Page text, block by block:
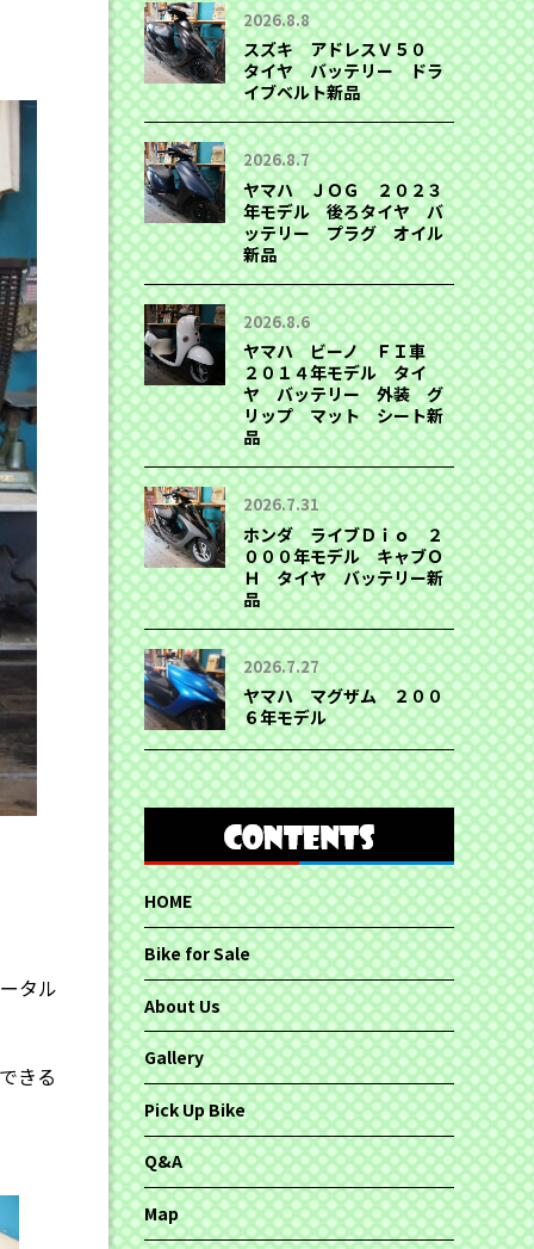
タル
きる
2026.8.8
スズキ アドレスＶ５０
タイヤ バッテリー ドラ
イブベルト新品
2026.8.7
ヤマハ ＪＯＧ ２０２３
年モデル 後ろタイヤ バ
ッテリー プラグ オイル
新品
2026.8.6
ヤマハ ビーノ ＦＩ車
２０１４年モデル タイ
ヤ バッテリー 外装 グ
リップ マット シート新
品
2026.7.31
ホンダ ライブＤｉｏ ２
０００年モデル キャブＯ
Ｈ タイヤ バッテリー新
品
2026.7.27
ヤマハ マグザム ２００
６年モデル
HOME
Bike for Sale
About Us
Gallery
Pick Up Bike
Q&A
Map